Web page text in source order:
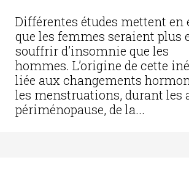
Différentes études mettent en
que les femmes seraient plus
souffrir d’insomnie que les
hommes. L’origine de cette
liée aux changements
les menstruations, durant les
périménopause, de la...